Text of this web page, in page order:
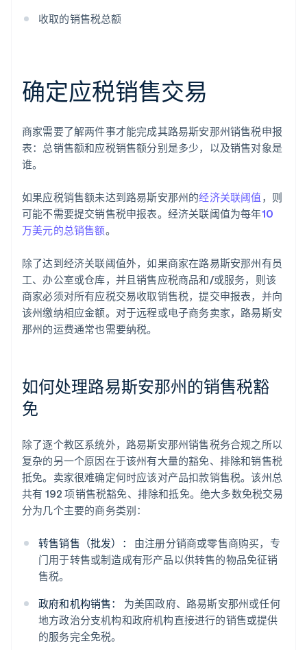
收取的销售税总额
确定应税销售交易
商家需要了解两件事才能完成其路易斯安那州销售税申报
表：总销售额和应税销售额分别是多少，以及销售对象是
谁。
如果应税销售额未达到路易斯安那州的经济关联阈值 ，则
可能不需要提交销售税申报表。经济关联阈值为每年10
万美元的总销售额。
除了达到经济关联阈值外，如果商家在路易斯安那州有员
工、办公室或仓库，并且销售应税商品和/或服务，则该
商家必须对所有应税交易收取销售税，提交申报表，并向
该州缴纳相应金额。对于远程或电子商务卖家，路易斯安
那州的运费通常也需要纳税。
如何处理路易斯安那州的销售税豁
免
除了逐个教区系统外，路易斯安那州销售税务合规之所以
复杂的另一个原因在于该州有大量的豁免、排除和销售税
抵免。卖家很难确定何时应该对产品扣款销售税。该州总
共有 192 项销售税豁免、排除和抵免。绝大多数免税交易
分为几个主要的商务类别：
转售销售（批发）：
由注册分销商或零售商购买，专
门用于转售或制造成有形产品以供转售的物品免征销
售税。
政府和机构销售：
为美国政府、路易斯安那州或任何
地方政治分支机构和政府机构直接进行的销售或提供
的服务完全免税。